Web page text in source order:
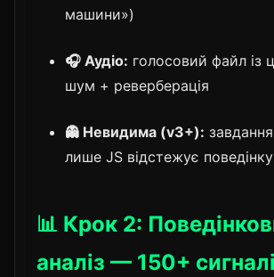
машини»)
🎧 Аудіо: голосовий файл із
шум + реверберація
👻 Невидима (v3+):
лише JS відстежує поведінку
📊 Крок 2:
аналіз — 150+